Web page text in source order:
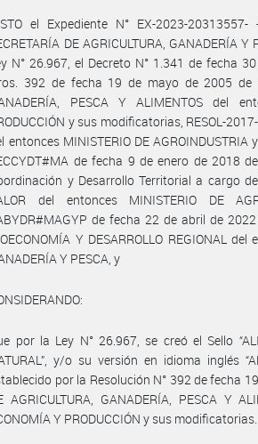
el Expediente N° EX-2023-
DE AGRICULTURA, GANADERÍA
N° 26.967, el Decreto N° 1.341 de fecha
392 de fecha 19 de mayo de 2005 de
PESCA Y ALIMENTOS del
y sus modificatorias, RESOL-
entonces MINISTERIO DE
de fecha 9 de enero de 2018
y Desarrollo Territorial a cargo de
del entonces MINISTERIO DE
de fecha 22 de abril de 2022
Y DESARROLLO REGIONAL del
Y PESCA, y
por la Ley N° 26.967, se creó el Sello
y/o su versión en idioma inglés
por la Resolución N° 392 de fecha
AGRICULTURA, GANADERÍA, PESCA Y
Y PRODUCCIÓN y sus modificatorias.